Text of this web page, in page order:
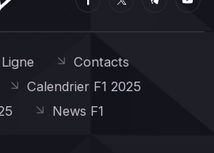
Contacts
Calendrier F1 2025
News F1